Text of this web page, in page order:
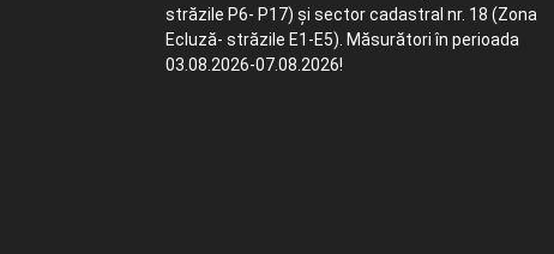
străzile P6- P17) și sector cadastral nr. 18 (Zona
Ecluză- străzile E1-E5). Măsurători în perioada
03.08.2026-07.08.2026!